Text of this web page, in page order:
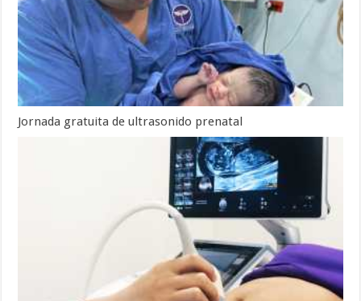
Jornada gratuita de ultrasonido prenatal